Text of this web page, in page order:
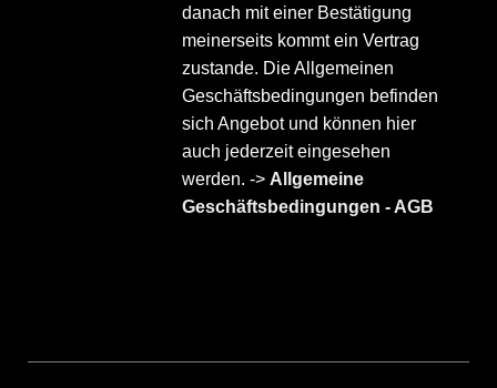
danach mit einer Bestätigung
meinerseits kommt ein Vertrag
zustande. Die Allgemeinen
Geschäftsbedingungen befinden
sich Angebot und können hier
auch jederzeit eingesehen
werden. ->Allgemeine
Geschäftsbedingungen - AGB